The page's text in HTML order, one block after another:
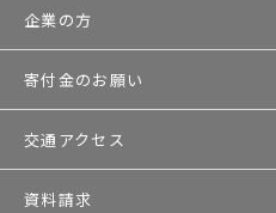
企業の方
寄付金のお願い
交通アクセス
資料請求